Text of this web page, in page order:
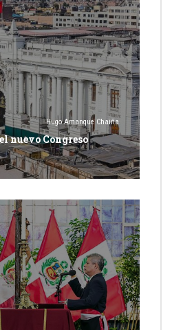
Hugo Amanque Chaiña
nuevo Congreso